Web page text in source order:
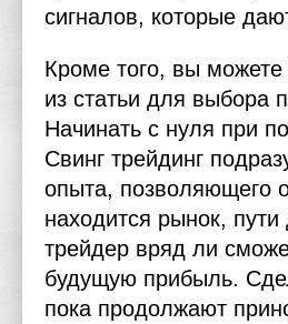
сигналов, которые
Кроме того, вы можете
из статьи для выбора
Начинать с нуля при
Свинг трейдинг
опыта, позволяющего
находится рынок,
трейдер вряд ли
будущую прибыль.
пока продолжают